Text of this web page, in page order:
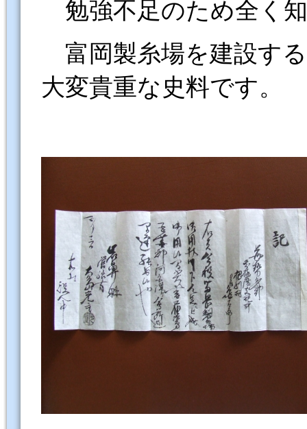
勉強不足のため全く
富岡製糸場を建設す
大変貴重な史料です。